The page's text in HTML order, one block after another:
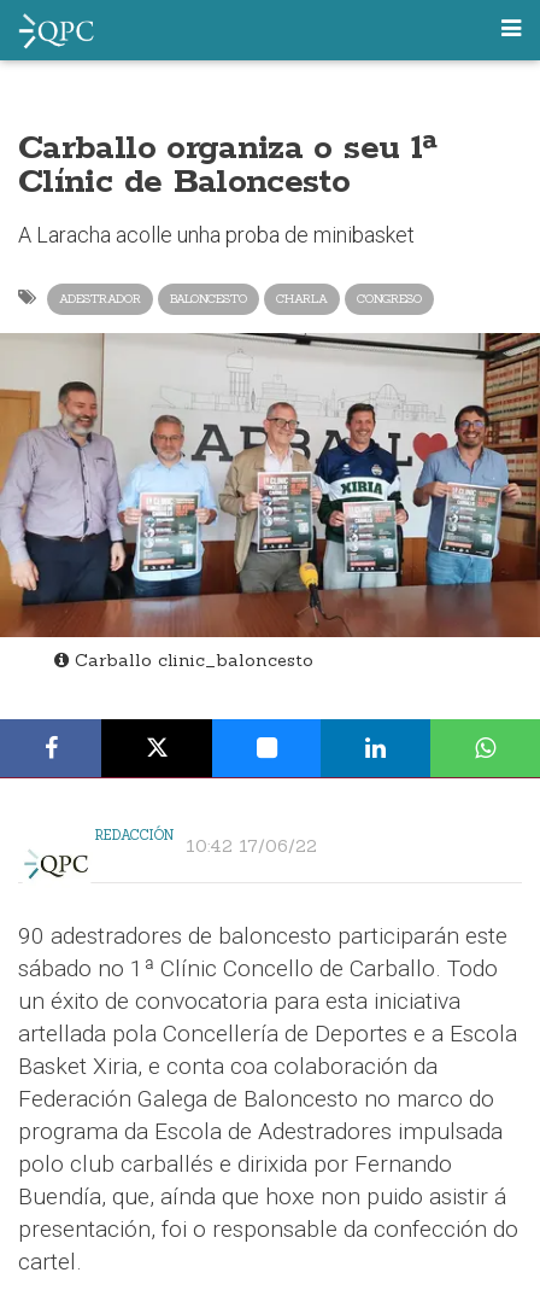
Carballo organiza o seu 1ª
Clínic de Baloncesto
A Laracha acolle unha proba de minibasket
ADESTRADOR BALONCESTO CHARLA CONGRESO
Carballo clinic_baloncesto
REDACCIÓN 10:42 17/06/22
90 adestradores de baloncesto participarán este
sábado no 1ª Clínic Concello de Carballo. Todo
un éxito de convocatoria para esta iniciativa
artellada pola Concellería de Deportes e a Escola
Basket Xiria, e conta coa colaboración da
Federación Galega de Baloncesto no marco do
programa da Escola de Adestradores impulsada
polo club carballés e dirixida por Fernando
Buendía, que, aínda que hoxe non puido asistir á
presentación, foi o responsable da confección do
cartel.